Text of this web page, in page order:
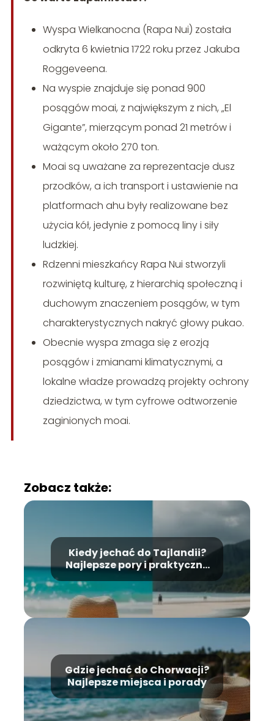
Wyspa Wielkanocna (Rapa Nui) została
odkryta 6 kwietnia 1722 roku przez Jakuba
Roggeveena.
Na wyspie znajduje się ponad 900
posągów moai, z największym z nich, „El
Gigante”, mierzącym ponad 21 metrów i
ważącym około 270 ton.
Moai są uważane za reprezentacje dusz
przodków, a ich transport i ustawienie na
platformach ahu były realizowane bez
użycia kół, jedynie z pomocą liny i siły
ludzkiej.
Rdzenni mieszkańcy Rapa Nui stworzyli
rozwiniętą kulturę, z hierarchią społeczną i
duchowym znaczeniem posągów, w tym
charakterystycznych nakryć głowy pukao.
Obecnie wyspa zmaga się z erozją
posągów i zmianami klimatycznymi, a
lokalne władze prowadzą projekty ochrony
dziedzictwa, w tym cyfrowe odtworzenie
zaginionych moai.
Zobacz także:
Kiedy jechać do Tajlandii?
Najlepsze pory i praktyczne
porady
Gdzie jechać do Chorwacji?
Najlepsze miejsca i porady